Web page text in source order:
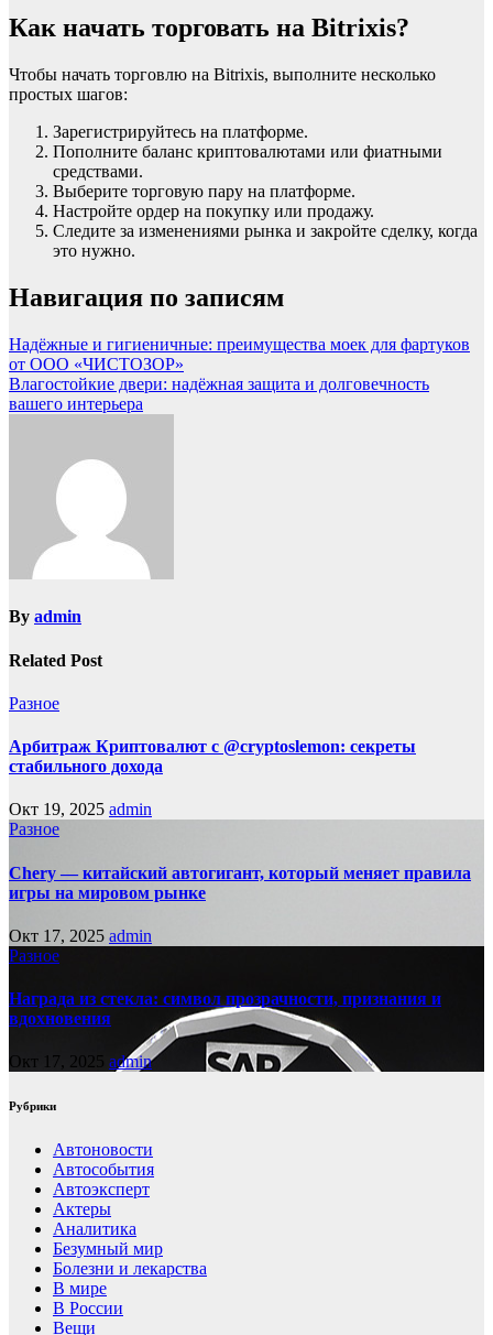
Как начать торговать на Bitrixis?
Чтобы начать торговлю на Bitrixis, выполните несколько
простых шагов:
Зарегистрируйтесь на платформе.
Пополните баланс криптовалютами или фиатными
средствами.
Выберите торговую пару на платформе.
Настройте ордер на покупку или продажу.
Следите за изменениями рынка и закройте сделку, когда
это нужно.
Навигация по записям
Надёжные и гигиеничные: преимущества моек для фартуков
от ООО «ЧИСТОЗОР»
Влагостойкие двери: надёжная защита и долговечность
вашего интерьера
By admin
Related Post
Разное
Арбитраж Криптовалют с @cryptoslemon: секреты
стабильного дохода
Окт 19, 2025 admin
Разное
Chery — китайский автогигант, который меняет правила
игры на мировом рынке
Окт 17, 2025 admin
Разное
Награда из стекла: символ прозрачности, признания и
вдохновения
Окт 17, 2025 admin
Рубрики
Автоновости
Автособытия
Автоэксперт
Актеры
Аналитика
Безумный мир
Болезни и лекарства
В мире
В России
Вещи